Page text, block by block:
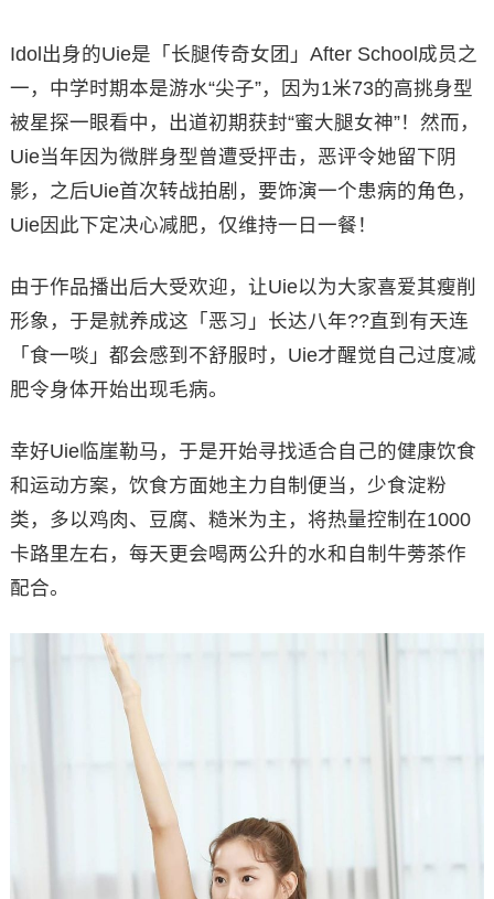
Idol出身的Uie是「长腿传奇女团」After School成员之
一，中学时期本是游水“尖子”，因为1米73的高挑身型
被星探一眼看中，出道初期获封“蜜大腿女神”！然而，
Uie当年因为微胖身型曾遭受抨击，恶评令她留下阴
影，之后Uie首次转战拍剧，要饰演一个患病的角色，
Uie因此下定决心减肥，仅维持一日一餐！
由于作品播出后大受欢迎，让Uie以为大家喜爱其瘦削
形象，于是就养成这「恶习」长达八年??直到有天连
「食一啖」都会感到不舒服时，Uie才醒觉自己过度减
肥令身体开始出现毛病。
幸好Uie临崖勒马，于是开始寻找适合自己的健康饮食
和运动方案，饮食方面她主力自制便当，少食淀粉
类，多以鸡肉、豆腐、糙米为主，将热量控制在1000
卡路里左右，每天更会喝两公升的水和自制牛蒡茶作
配合。